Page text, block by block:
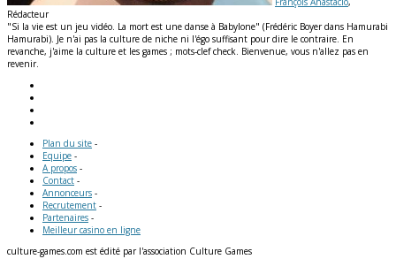
Rédacteur
"Si la vie est un jeu vidéo. La mort est une danse à Babylone" (Frédéric Boyer dans Hamurabi
Hamurabi). Je n'ai pas la culture de niche ni l'égo suffisant pour dire le contraire. En
revanche, j'aime la culture et les games ; mots-clef check. Bienvenue, vous n'allez pas en
revenir.
Plan du site -
Equipe -
A propos -
Contact -
Annonceurs -
Recrutement -
Partenaires -
Meilleur casino en ligne
culture-games.com est édité par l'association Culture Games